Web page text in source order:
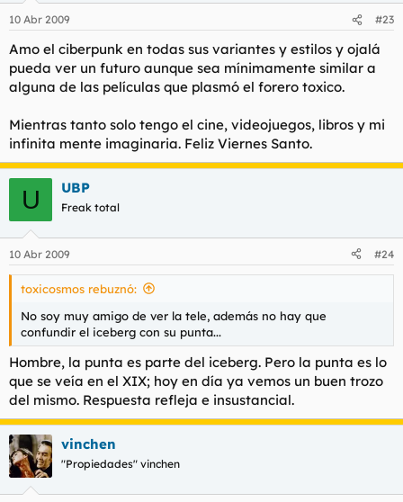
10 Abr 2009 #23
Amo el ciberpunk en todas sus variantes y estilos y ojalá
pueda ver un futuro aunque sea mínimamente similar a
alguna de las películas que plasmó el forero toxico.
Mientras tanto solo tengo el cine, videojuegos, libros y mi
infinita mente imaginaria. Feliz Viernes Santo.
U UBP
Freak total
10 Abr 2009 #24
toxicosmos rebuznó:
No soy muy amigo de ver la tele, además no hay que
confundir el iceberg con su punta...
Hombre, la punta es parte del iceberg. Pero la punta es lo
que se veía en el XIX; hoy en día ya vemos un buen trozo
del mismo. Respuesta refleja e insustancial.
vinchen
"Propiedades" vinchen